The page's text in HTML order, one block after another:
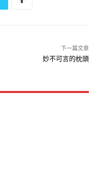
下一篇文章
妙不可言的枕頭